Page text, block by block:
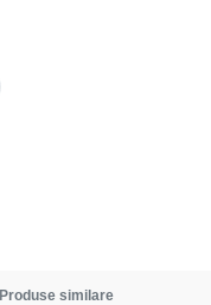
Produse similare